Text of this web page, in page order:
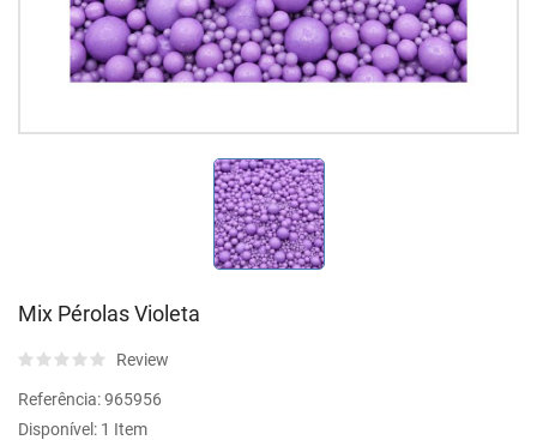
Mix Pérolas Violeta
Review
Referência:965956
Disponível: 1 Item